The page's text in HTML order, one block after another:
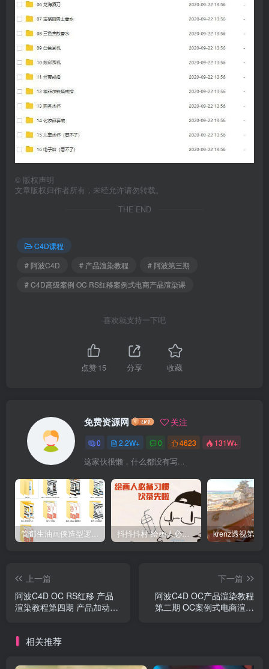
© 版权声明
文章版权归作者所有，未经允许请勿转载。
THE END
C4D课程
# 阿波C4D
# 产品渲染教程
# 阿波第三期
# C4D高级案例 OC RS红移案例式电商产品渲染课
喜欢就支持一下吧
点赞15 分享 收藏
免费资源网 关注
0 2.2W+ 0 4623 131W+
这家伙很懒，什么都没有写...
管郁生油画侠造型逻辑班第一期2019年5月【高清不缺课】 抖抖抖村 绘画人必备习惯2020【画质不错】
上一篇
阿波C4D OC RS红移 产品
渲染教程第四期 产品加动效
下一篇
阿波C4D OC产品渲染教程
第二期 OC案例式电商渲染
相关推荐